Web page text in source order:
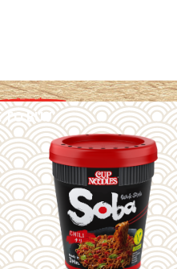
TO BUY
DETAILS